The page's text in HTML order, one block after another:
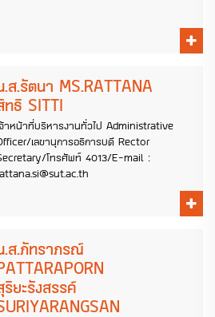
.ส.รัตนา MS.RATTANA
ทธิ SITTI
จ้าหน้าที่บริหารงานทั่วไป Administrative
เลขานุการอธิการบดี Rector
โทรศัพท์ 4013/E-mail :
.ส.ภัทราภรณ์
ริยะรังสรรค์